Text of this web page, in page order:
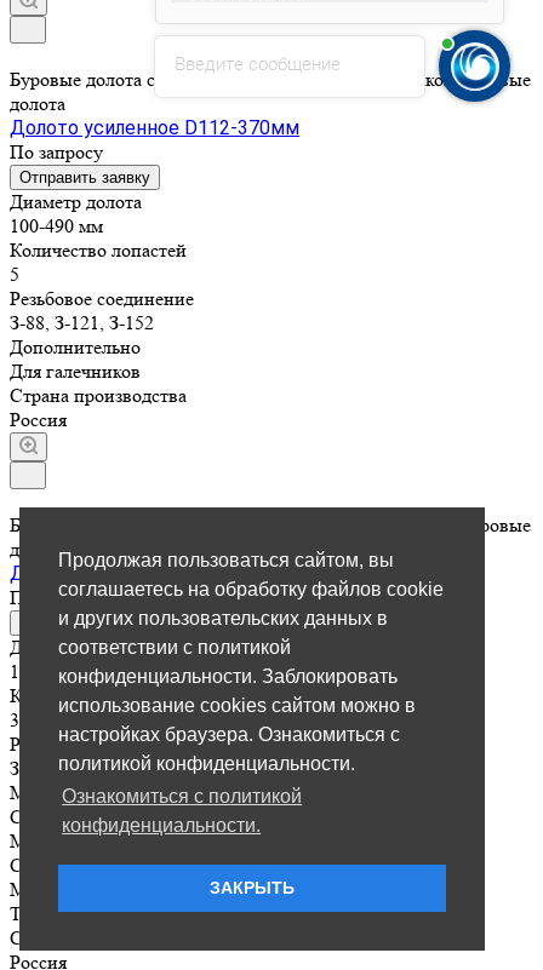
Продолжая пользоваться сайтом, вы
соглашаетесь на обработку файлов cookie
и других пользовательских данных в
соответствии с политикой
конфиденциальности. Заблокировать
использование cookies сайтом можно в
настройках браузера. Ознакомиться с
политикой конфиденциальности.
Ознакомиться с политикой
конфиденциальности.
ЗАКРЫТЬ
Буровые долота с бoковой и центральной промывкой/Буровые
долота
Долото усиленное D112-370мм
По запросу
Отправить заявку
Диаметр долота
100-490 мм
Количество лопастей
5
Резьбовое соединение
З-88, З-121, З-152
Дополнительно
Для галечников
Страна производства
Россия
Буровые долота с бoковой и центральной промывкой/Буровые
долота
Долото для галечников 5-и лопастное, D100-490мм
По запросу
Отправить заявку
Диаметр долота
151-394 мм
Количество лопастей
3 шт
Резьбовое соединение
З-42, З-50, З-56, З-63,5, З-66, З-73, З-88, 3-152, 3-177
Материал основания долота
Сталь 35
Материал лопастей
Сталь 3
Материал твердого сплава
Т5К10
Страна производства
Россия
Введите сообщение